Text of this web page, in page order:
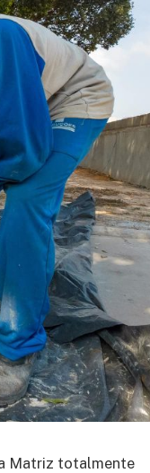
Matriz totalmente